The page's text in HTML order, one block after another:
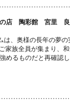
の店 陶彩館 宮里
は、奥様の長年の夢
家族全員が集まり、
めるものだと再確認し